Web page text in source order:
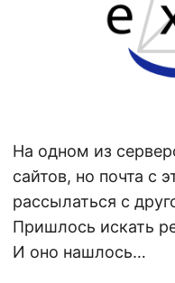
На одном из
сайтов, но почта с
рассылаться с
Пришлось искать
И оно нашлось…